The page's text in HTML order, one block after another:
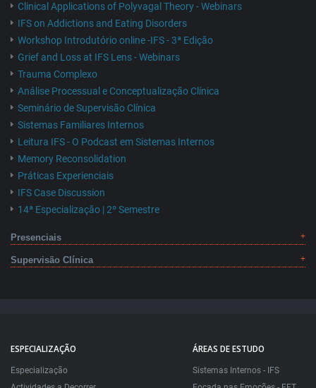
Clinical Applications of Polyvagal Theory - Webinars
IFS on Addictions and Eating Disorders
Workshop Introdutório online -IFS - 3ª Edição
Grief and Loss at IFS Lens - Webinars
Trauma Complexo
Análise Processual e Conceptualização Clínica
Seminário de Supervisão Clínica
Sistemas Familiares Internos
Leitura IFS - O Podcast em Sistemas Internos
Memory Reconsolidation
Práticas Experienciais
IFS Case Discussion
14ª Especialização | 2º Semestre
Presenciais
Supervisão Clínica
ESPECIALIZAÇÃO
Especialização
ÁREAS DE ESTUDO
Sistemas Internos - IFS